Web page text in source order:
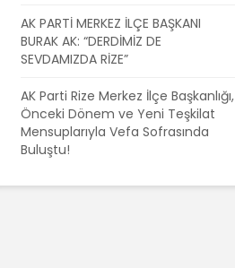
AK PARTİ MERKEZ İLÇE BAŞKANI
BURAK AK: “DERDİMİZ DE
SEVDAMIZDA RİZE”
AK Parti Rize Merkez İlçe Başkanlığı,
Önceki Dönem ve Yeni Teşkilat
Mensuplarıyla Vefa Sofrasında
Buluştu!